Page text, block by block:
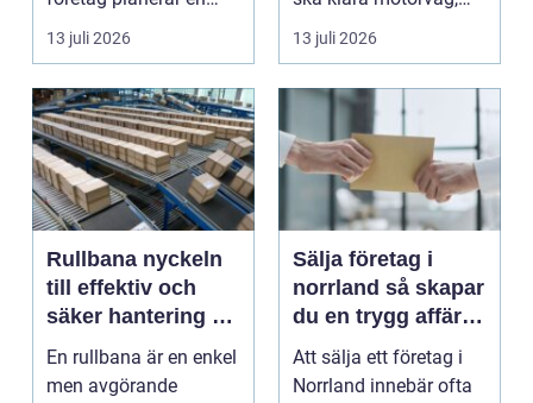
resa för m...
13 juli 2026
stadstrafik, gru...
13 juli 2026
Rullbana nyckeln
till effektiv och
säker hantering av
gods
En rullbana är en enkel
men avgörande
Sälja företag i
norrland så skapar
du en trygg affär
från start till mål
Att sälja ett företag i
Norrland innebär ofta